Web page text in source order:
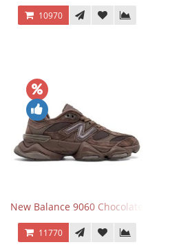
10970
New Balance 9060 Chocolate Brown
11770